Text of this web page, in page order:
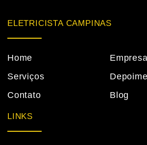
ELETRICISTA CAMPINAS
Home
Empresa
Serviços
Contato
Blog
LINKS